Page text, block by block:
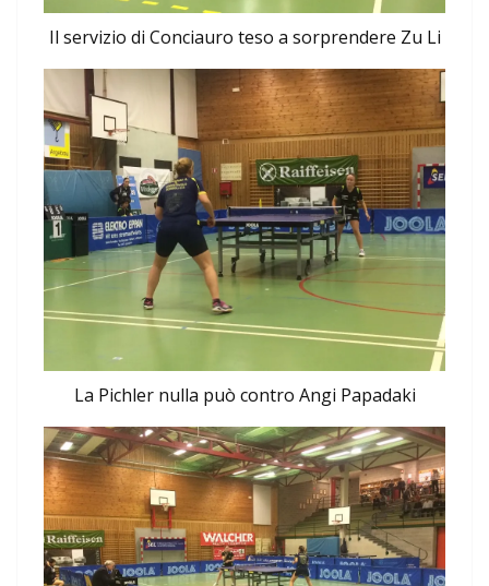
Il servizio di Conciauro teso a sorprendere Zu Li
La Pichler nulla può contro Angi Papadaki